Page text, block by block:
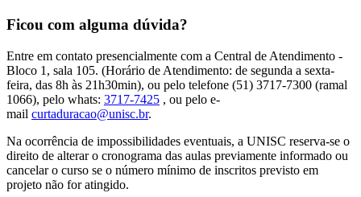
Ficou com alguma dúvida?
Entre em contato presencialmente com a Central de Atendimento -
Bloco 1, sala 105. (Horário de Atendimento: de segunda a sexta-
feira, das 8h às 21h30min), ou pelo telefone (51) 3717-7300 (ramal
1066), pelo whats: 3717-7425 , ou pelo e-
mail curtaduracao@unisc.br.
Na ocorrência de impossibilidades eventuais, a UNISC reserva-se o
direito de alterar o cronograma das aulas previamente informado ou
cancelar o curso se o número mínimo de inscritos previsto em
projeto não for atingido.